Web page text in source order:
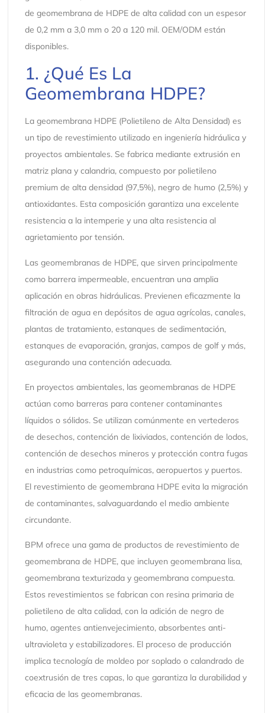
de geomembrana de HDPE de alta calidad con un espesor
de 0,2 mm a 3,0 mm o 20 a 120 mil. OEM/ODM están
disponibles.
1. ¿Qué Es La
Geomembrana HDPE?
La geomembrana HDPE (Polietileno de Alta Densidad) es
un tipo de revestimiento utilizado en ingeniería hidráulica y
proyectos ambientales. Se fabrica mediante extrusión en
matriz plana y calandria, compuesto por polietileno
premium de alta densidad (97,5%), negro de humo (2,5%) y
antioxidantes. Esta composición garantiza una excelente
resistencia a la intemperie y una alta resistencia al
agrietamiento por tensión.
Las geomembranas de HDPE, que sirven principalmente
como barrera impermeable, encuentran una amplia
aplicación en obras hidráulicas. Previenen eficazmente la
filtración de agua en depósitos de agua agrícolas, canales,
plantas de tratamiento, estanques de sedimentación,
estanques de evaporación, granjas, campos de golf y más,
asegurando una contención adecuada.
En proyectos ambientales, las geomembranas de HDPE
actúan como barreras para contener contaminantes
líquidos o sólidos. Se utilizan comúnmente en vertederos
de desechos, contención de lixiviados, contención de lodos,
contención de desechos mineros y protección contra fugas
en industrias como petroquímicas, aeropuertos y puertos.
El revestimiento de geomembrana HDPE evita la migración
de contaminantes, salvaguardando el medio ambiente
circundante.
BPM ofrece una gama de productos de revestimiento de
geomembrana de HDPE, que incluyen geomembrana lisa,
geomembrana texturizada y geomembrana compuesta.
Estos revestimientos se fabrican con resina primaria de
polietileno de alta calidad, con la adición de negro de
humo, agentes antienvejecimiento, absorbentes anti-
ultravioleta y estabilizadores. El proceso de producción
implica tecnología de moldeo por soplado o calandrado de
coextrusión de tres capas, lo que garantiza la durabilidad y
eficacia de las geomembranas.